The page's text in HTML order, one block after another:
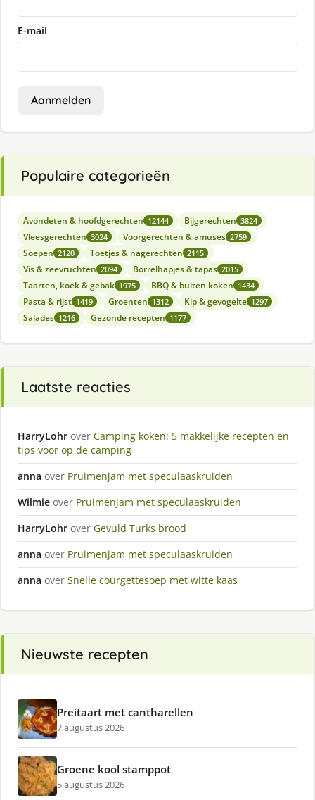
E-mail
Aanmelden
Populaire categorieën
Avondeten & hoofdgerechten 12144 Bijgerechten 3824
Vleesgerechten 3024 Voorgerechten & amuses 2759
Soepen 2120 Toetjes & nagerechten 2115
Vis & zeevruchten 2094 Borrelhapjes & tapas 2015
Taarten, koek & gebak 1975 BBQ & buiten koken 1434
Pasta & rijst 1419 Groenten 1312 Kip & gevogelte 1297
Salades 1216 Gezonde recepten 1177
Laatste reacties
HarryLohr over Camping koken: 5 makkelijke recepten en
tips voor op de camping
anna over Pruimenjam met speculaaskruiden
Wilmie over Pruimenjam met speculaaskruiden
HarryLohr over Gevuld Turks brood
anna over Pruimenjam met speculaaskruiden
anna over Snelle courgettesoep met witte kaas
Nieuwste recepten
Preitaart met cantharellen
7 augustus 2026
Groene kool stamppot
5 augustus 2026